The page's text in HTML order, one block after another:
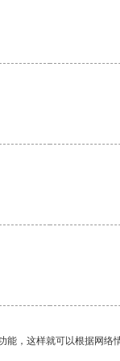
，这样就可以根据网络